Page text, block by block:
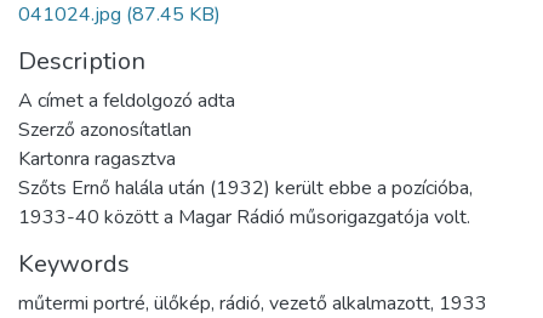
041024.jpg (87.45 KB)
Description
A címet a feldolgozó adta
Szerző azonosítatlan
Kartonra ragasztva
Szőts Ernő halála után (1932) került ebbe a pozícióba,
1933-40 között a Magar Rádió műsorigazgatója volt.
Keywords
műtermi portré, ülőkép, rádió, vezető alkalmazott, 1933